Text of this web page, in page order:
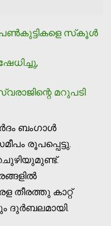
സ്‌കൂള്‍
മറുപടി
ബംഗാള്‍
രൂപപ്പെട്ടു.
തീരത്തു കാറ്റ്
ദുര്‍ബലമായി.